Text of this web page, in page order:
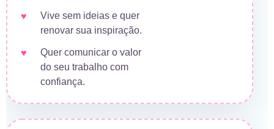
Vive sem ideias e quer
renovar sua inspiração.
Quer comunicar o valor
do seu trabalho com
confiança.